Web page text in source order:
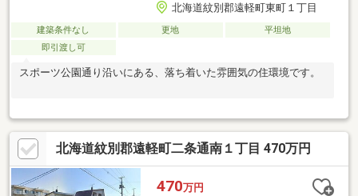
北海道紋別郡遠軽町東町１丁目
建築条件なし 更地
平坦地
即引渡し可
スポーツ公園通り沿いにある、落ち着いた雰囲気の住環境です。
北海道紋別郡遠軽町二条通南１丁目 470万円
470万円